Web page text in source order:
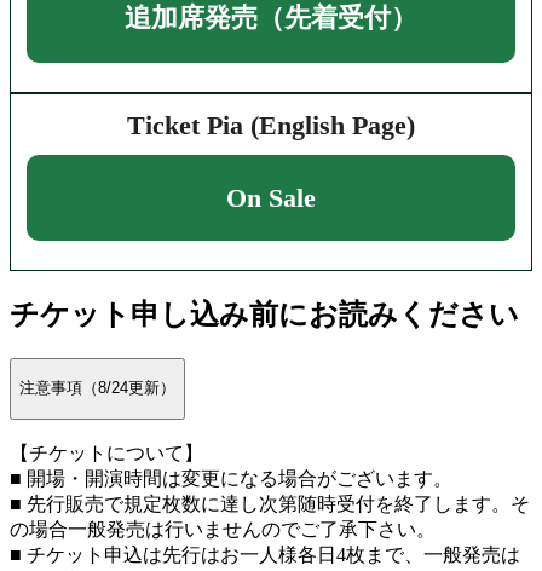
追加席発売（先着受付）
Ticket Pia (English Page)
On Sale
チケット申し込み前にお読みください
注意事項（8/24更新）
【チケットについて】
■ 開場・開演時間は変更になる場合がございます。
■ 先行販売で規定枚数に達し次第随時受付を終了します。そ
の場合一般発売は行いませんのでご了承下さい。
■ チケット申込は先行はお一人様各日4枚まで、一般発売は